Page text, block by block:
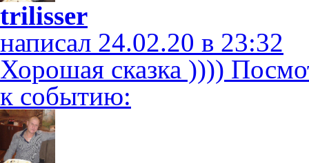
trilisser
написал 24.02.20 в 23:32
Хорошая сказка ))))
к событию: